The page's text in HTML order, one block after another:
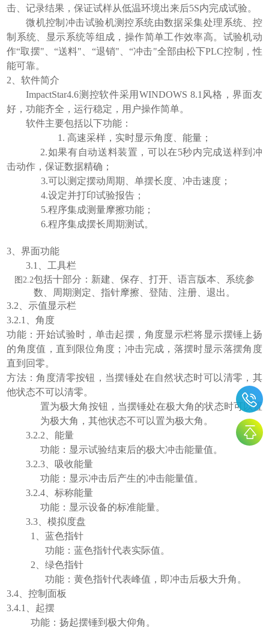
击、记录结果，保证试样从低温环境出来后5S内完成试验。
微机控制冲击试验机测控系统由数据采集处理系统、控
制系统、显示系统等组成，操作简单工作效率高。试验机动
作“取摆"、“送料"、“退销"、“冲击"全部由松下PLC控制，性
能可靠。
2、软件简介
ImpactStar4.6测控软件采用WINDOWS 8.1风格，界面友
好，功能齐全，运行稳定，用户操作简单。
软件主要包括以下功能：
1.高速采样，实时显示角度、能量；
2.如果有自动送料装置，可以在5秒内完成送样到冲
击动作，保证数据精确；
3.可以测定摆动周期、单摆长度、冲击速度；
4.设定并打印试验报告；
5.程序集成测量摩擦功能；
6.程序集成摆长周期测试。
3、界面功能
3.1、工具栏
图2.2包括十部分：新建、保存、打开、语言版本、系统参
数、周期测定、指针摩擦、登陆、注册、退出。
3.2 、示值显示栏
3.2.1、角度
功能：开始试验时，单击起摆，角度显示栏将显示摆锤上扬
的角度值，直到限位角度；冲击完成，落摆时显示落摆角度
直到回零。
方法：角度清零按钮，当摆锤处在自然状态时可以清零，其
他状态不可以清零。
置为极大角按钮，当摆锤处在极大角的状态时可以置
为极大角，其他状态不可以置为极大角。
3.2.2、能量
功能：显示试验结束后的极大冲击能量值。
3.2.3、吸收能量
功能：显示冲击后产生的冲击能量值。
3.2.4、标称能量
功能：显示设备的标准能量。
3.3、模拟度盘
1、蓝色指针
功能：蓝色指针代表实际值。
2、绿色指针
功能：黄色指针代表峰值，即冲击后极大升角。
3.4 、控制面板
3.4.1、起摆
功能：扬起摆锤到极大仰角。